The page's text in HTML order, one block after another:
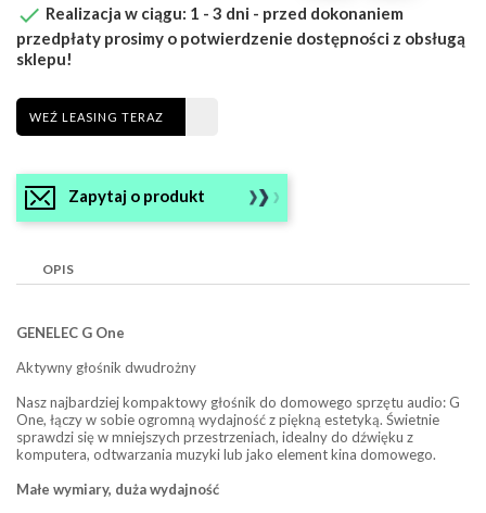
 Realizacja w ciągu: 1 - 3 dni - przed dokonaniem
przedpłaty prosimy o potwierdzenie dostępności z obsługą
sklepu!
WEŹ LEASING TERAZ
Zapytaj o produkt
OPIS
GENELEC G One
Aktywny głośnik dwudrożny
Nasz najbardziej kompaktowy głośnik do domowego sprzętu audio: G
One, łączy w sobie ogromną wydajność z piękną estetyką. Świetnie
sprawdzi się w mniejszych przestrzeniach, idealny do dźwięku z
komputera, odtwarzania muzyki lub jako element kina domowego.
Małe wymiary, duża wydajność